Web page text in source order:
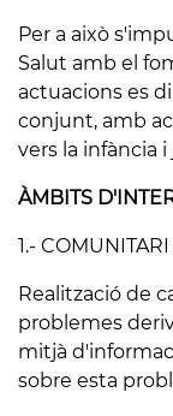
Per a això
Salut amb el
actuacions es
conjunt, amb
vers la infància
ÀMBITS
1.- COMUNITARI
Realització de
problemes
mitjà
sobre esta